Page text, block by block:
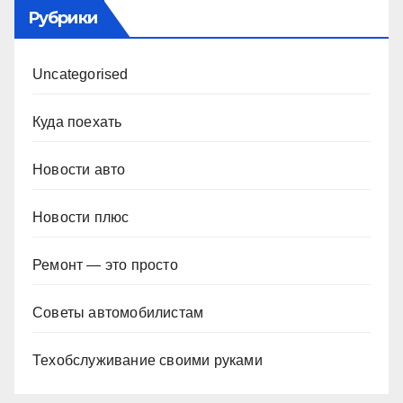
Рубрики
Uncategorised
Куда поехать
Новости авто
Новости плюс
Ремонт — это просто
Советы автомобилистам
Техобслуживание своими руками